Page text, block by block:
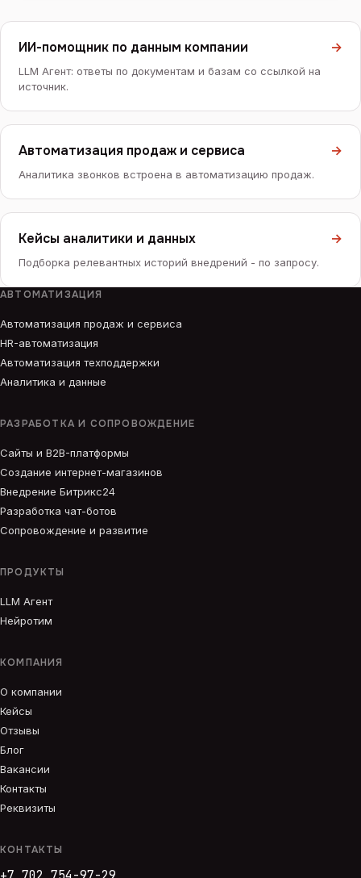
ИИ-помощник по данным компании →
LLM Агент: ответы по документам и базам со ссылкой на
источник.
Автоматизация продаж и сервиса →
Аналитика звонков встроена в автоматизацию продаж.
Кейсы аналитики и данных →
Подборка релевантных историй внедрений - по запросу.
АВТОМАТИЗАЦИЯ
Автоматизация продаж и сервиса
HR-автоматизация
Автоматизация техподдержки
Аналитика и данные
РАЗРАБОТКА И СОПРОВОЖДЕНИЕ
Сайты и B2B-платформы
Создание интернет-магазинов
Внедрение Битрикс24
Разработка чат-ботов
Сопровождение и развитие
ПРОДУКТЫ
LLM Агент
Нейротим
КОМПАНИЯ
О компании
Кейсы
Отзывы
Блог
Вакансии
Контакты
Реквизиты
КОНТАКТЫ